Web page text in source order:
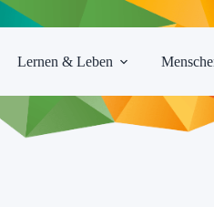
Lernen & Leben